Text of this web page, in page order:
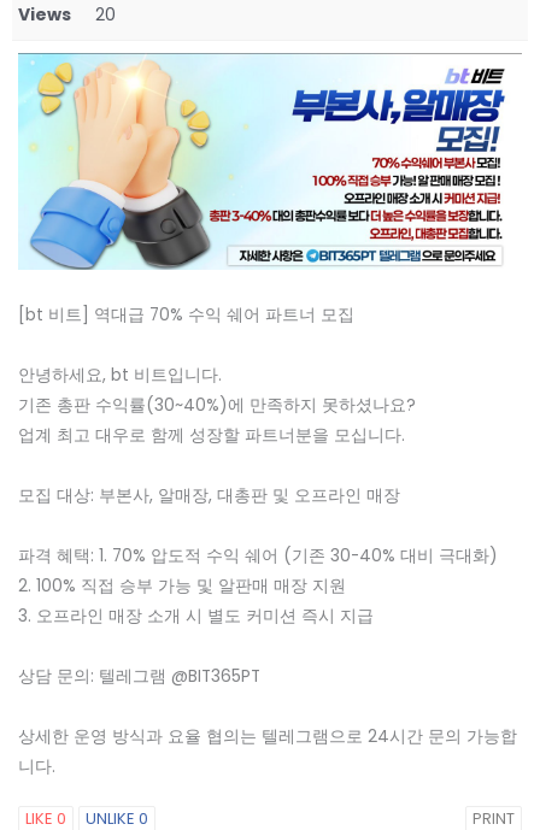
Views 20
[bt 비트] 역대급 70% 수익 쉐어 파트너 모집
안녕하세요, bt 비트입니다.
기존 총판 수익률(30~40%)에 만족하지 못하셨나요?
업계 최고 대우로 함께 성장할 파트너분을 모십니다.
모집 대상: 부본사, 알매장, 대총판 및 오프라인 매장
파격 혜택: 1. 70% 압도적 수익 쉐어 (기존 30-40% 대비 극대화)
2. 100% 직접 승부 가능 및 알판매 매장 지원
3. 오프라인 매장 소개 시 별도 커미션 즉시 지급
상담 문의: 텔레그램 @BIT365PT
상세한 운영 방식과 요율 협의는 텔레그램으로 24시간 문의 가능합
니다.
LIKE 0 UNLIKE 0 PRINT